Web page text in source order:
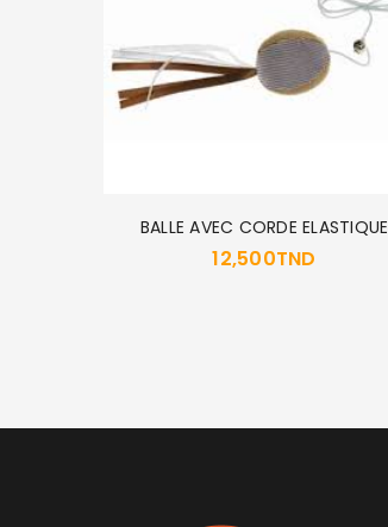
BALLE AVEC CORDE ELASTIQUE
12,500TND